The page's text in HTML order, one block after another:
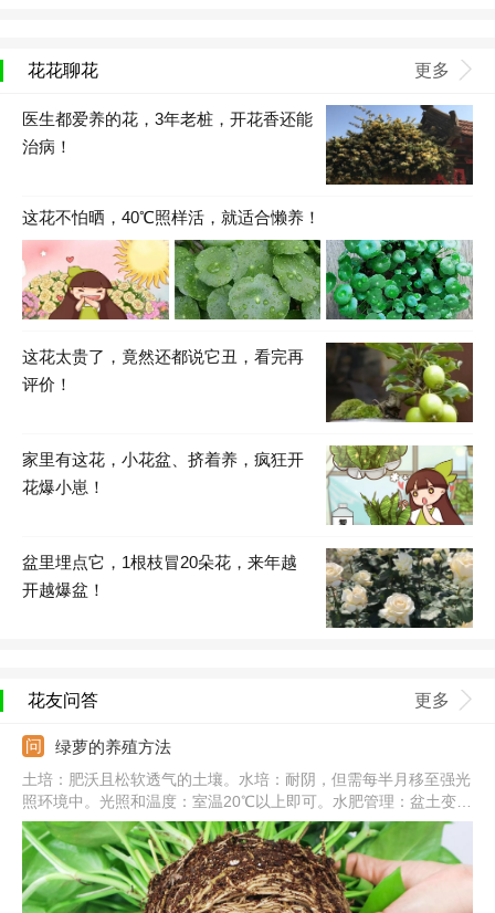
花花聊花 更多
医生都爱养的花，3年老桩，开花香还能
治病！
这花不怕晒，40℃照样活，就适合懒养！
这花太贵了，竟然还都说它丑，看完再
评价！
家里有这花，小花盆、挤着养，疯狂开
花爆小崽！
盆里埋点它，1根枝冒20朵花，来年越
开越爆盆！
花友问答 更多
绿萝的养殖方法
土培：肥沃且松软透气的土壤。水培：耐阴，但需每半月移至强光
照环境中。光照和温度：室温20℃以上即可。水肥管理：盆土变干
需要及时浇水，一次浇透，秋冬减少浇水和施肥。常见病害：炭疽
病、根腐病、叶斑病。